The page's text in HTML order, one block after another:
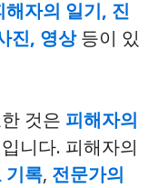
해자의 일기, 진
진, 영상등이 있
것은 피해자의
니다. 피해자의
기록, 전문가의